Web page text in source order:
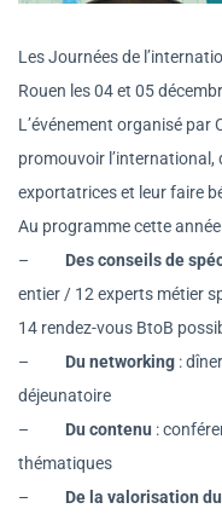
Les Journées de
Rouen les 04 et 05
L’événement organisé par
promouvoir l’international,
exportatrices et leur faire
Au programme cette année
– Desconseils de
entier / 12 experts métier
14 rendez-vous BtoB
– Du networking :
déjeunatoire
– Du contenu :
thématiques
– De la valorisation